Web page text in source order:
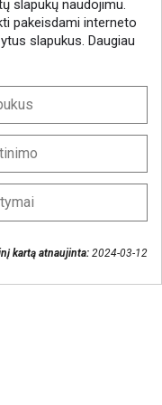
slapukų naudojimu.
pakeisdami interneto
slapukus. Daugiau
kartą atnaujinta: 2024-03-12